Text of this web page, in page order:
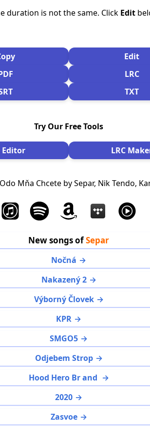
duration is not the same. Click Edit
Edit
LRC
TXT
Try Our Free Tools
Editor LRC
Mňa Chcete by Separ, Nik Tendo,
New songs ofSepar
Nočná
Nakazený 2
Výborný Človek
KPR
SMGO5
Odjebem Strop
Hood Hero Br and
2020
Zasvoe